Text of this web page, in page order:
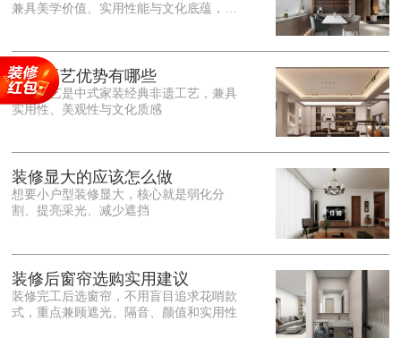
兼具美学价值、实用性能与文化底蕴，优
雕细琢的砖、木、石雕为特色，线条古朴
大气，意境悠远，自带东方中式雅致韵
味，耐看且不易过时。<o:p></o:p> 在工
艺品质上，徽派工艺遵循古法匠心工序，
保耐用，抗风化、耐腐蚀，使用
徽派工艺优势有哪些
徽派工艺是中式家装经典非遗工艺，兼具
实用性、美观性与文化质感
装修显大的应该怎么做
想要小户型装修显大，核心就是弱化分
割、提亮采光、减少遮挡
装修后窗帘选购实用建议
装修完工后选窗帘，不用盲目追求花哨款
式，重点兼顾遮光、隔音、颜值和实用性